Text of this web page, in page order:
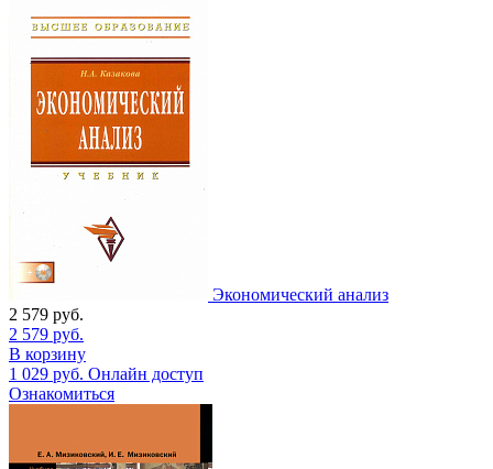
Экономический анализ
2 579 руб.
2 579 руб.
В корзину
1 029 руб. Онлайн доступ
Ознакомиться